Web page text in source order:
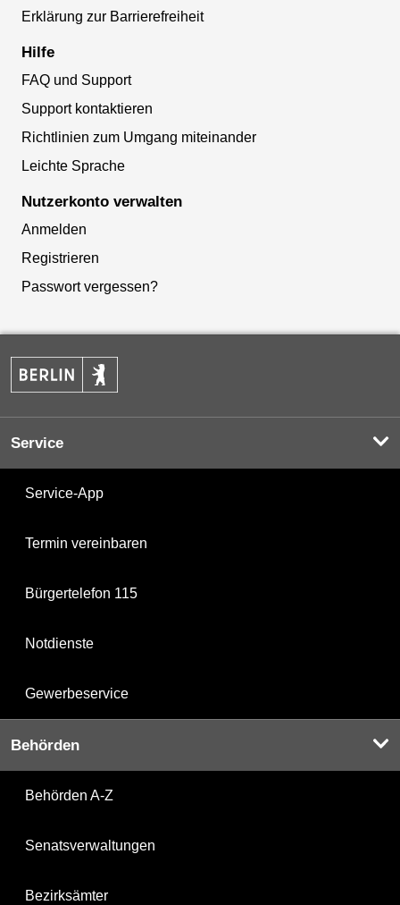
Erklärung zur Barrierefreiheit
Hilfe
FAQ und Support
Support kontaktieren
Richtlinien zum Umgang miteinander
Leichte Sprache
Nutzerkonto verwalten
Anmelden
Registrieren
Passwort vergessen?
Service
Service-App
Termin vereinbaren
Bürgertelefon 115
Notdienste
Gewerbeservice
Behörden
Behörden A-Z
Senatsverwaltungen
Bezirksämter